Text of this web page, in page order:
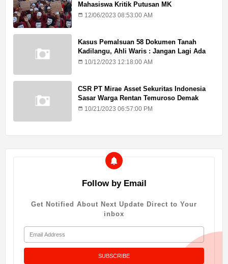
Mahasiswa Kritik Putusan MK
12/06/2023 08:53:00 AM
Kasus Pemalsuan 58 Dokumen Tanah
Kadilangu, Ahli Waris : Jangan Lagi Ada
Penundaan Hukuman
10/12/2023 12:18:00 AM
CSR PT Mirae Asset Sekuritas Indonesia
Sasar Warga Rentan Temuroso Demak
10/21/2023 06:57:00 PM
Follow by Email
Get Notified About Next Update Direct to Your
inbox